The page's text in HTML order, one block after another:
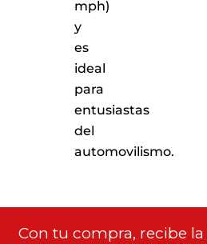
mph)
y
es
ideal
para
entusiastas
del
automovilismo.
Con tu compra, recibe